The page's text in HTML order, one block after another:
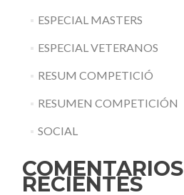
ESPECIAL MASTERS
ESPECIAL VETERANOS
RESUM COMPETICIÓ
RESUMEN COMPETICIÓN
SOCIAL
COMENTARIOS
RECIENTES